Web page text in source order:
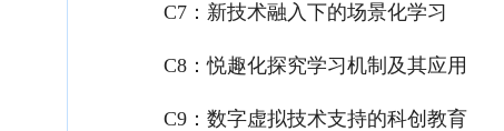
C7：新技术融入下的场景化学习
C8：悦趣化探究学习机制及其应用
C9：数字虚拟技术支持的科创教育